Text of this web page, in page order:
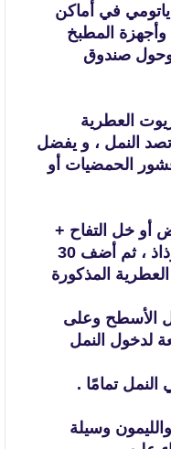
في أماكن
وأجهزة المطبخ
وحول صندوق
العطرية
النمل ، و يفضل
الحمضيات أو
أو خل التفاح +
الماء في زجاجة رذاذ ، ثم أضف 30
المذكورة
الأسطح وعلى
لدخول النمل
تمامًا .
وسيلة